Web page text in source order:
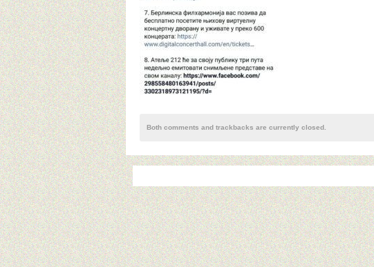
Both comments and trackbacks are currently closed.